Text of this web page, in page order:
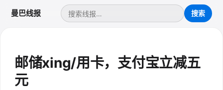
曼巴线报
邮储xing/用卡，支付宝立减五
元